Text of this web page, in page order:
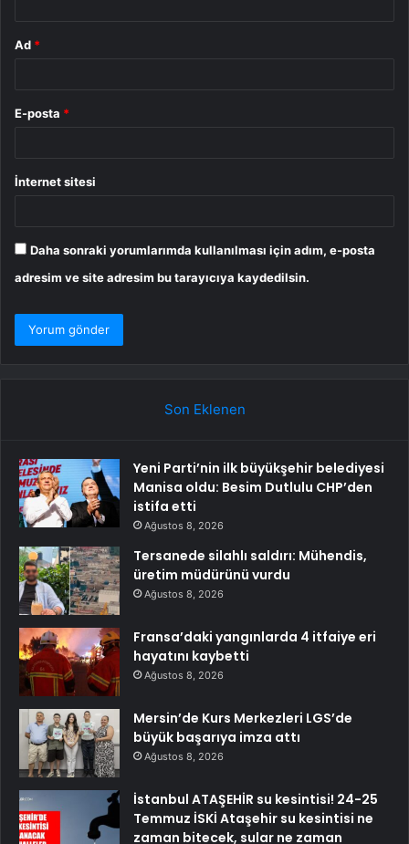
Ad *
E-posta *
İnternet sitesi
Daha sonraki yorumlarımda kullanılması için adım, e-posta
adresim ve site adresim bu tarayıcıya kaydedilsin.
Son Eklenen
Yeni Parti’nin ilk büyükşehir belediyesi
Manisa oldu: Besim Dutlulu CHP’den
istifa etti
Ağustos 8, 2026
Tersanede silahlı saldırı: Mühendis,
üretim müdürünü vurdu
Ağustos 8, 2026
Fransa’daki yangınlarda 4 itfaiye eri
hayatını kaybetti
Ağustos 8, 2026
Mersin’de Kurs Merkezleri LGS’de
büyük başarıya imza attı
Ağustos 8, 2026
İstanbul ATAŞEHİR su kesintisi! 24-25
Temmuz İSKİ Ataşehir su kesintisi ne
zaman bitecek, sular ne zaman